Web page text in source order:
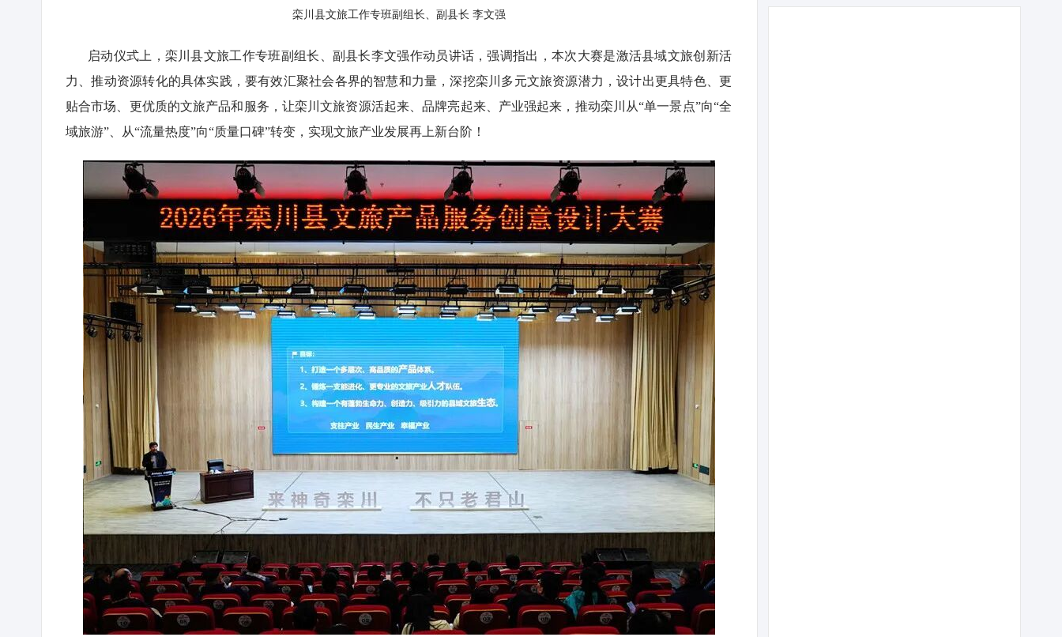
栾川县文旅工作专班副组长、副县长 李文强
启动仪式上，栾川县文旅工作专班副组长、副县长李文强作动员讲话，强调指出，本次大赛是激活县域文旅创新活
力、推动资源转化的具体实践，要有效汇聚社会各界的智慧和力量，深挖栾川多元文旅资源潜力，设计出更具特色、更
贴合市场、更优质的文旅产品和服务，让栾川文旅资源活起来、品牌亮起来、产业强起来，推动栾川从“单一景点”向“全
域旅游”、从“流量热度”向“质量口碑”转变，实现文旅产业发展再上新台阶！